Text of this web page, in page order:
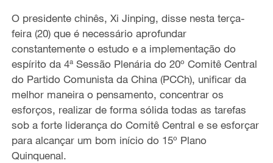
O presidente chinês, Xi Jinping, disse nesta terça-
feira (20) que é necessário aprofundar
constantemente o estudo e a implementação do
espírito da 4ª Sessão Plenária do 20º Comitê Central
do Partido Comunista da China (PCCh), unificar da
melhor maneira o pensamento, concentrar os
esforços, realizar de forma sólida todas as tarefas
sob a forte liderança do Comitê Central e se esforçar
para alcançar um bom início do 15º Plano
Quinquenal.